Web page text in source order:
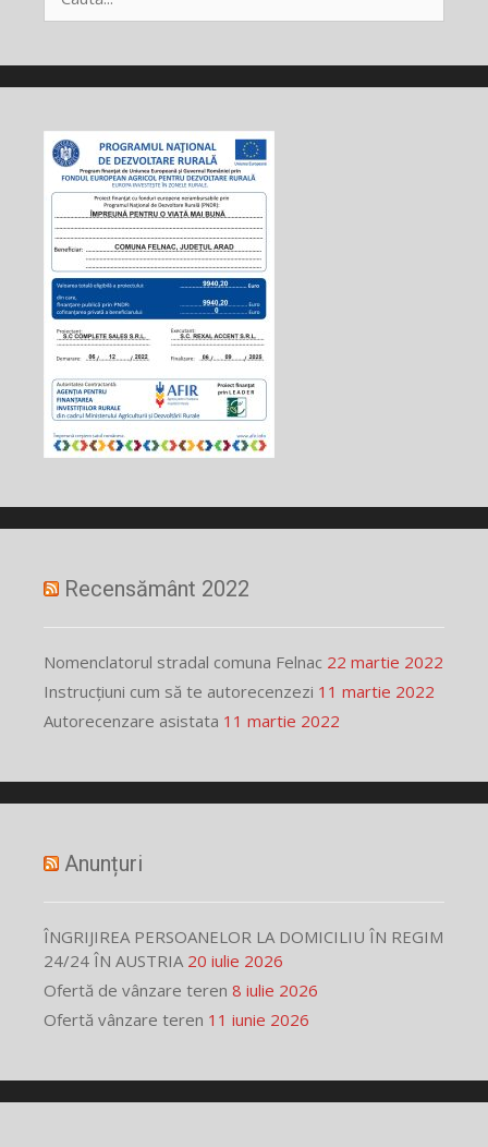
după:
Recensământ 2022
Nomenclatorul stradal comuna Felnac 22 martie 2022
Instrucțiuni cum să te autorecenzezi 11 martie 2022
Autorecenzare asistata 11 martie 2022
Anunțuri
ÎNGRIJIREA PERSOANELOR LA DOMICILIU ÎN REGIM
24/24 ÎN AUSTRIA 20 iulie 2026
Ofertă de vânzare teren 8 iulie 2026
Ofertă vânzare teren 11 iunie 2026